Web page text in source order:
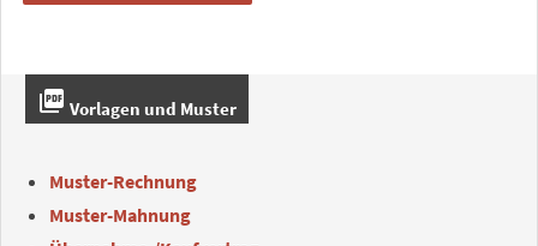
picture_as_pdf Vorlagen und Muster
Muster-Rechnung
Muster-Mahnung